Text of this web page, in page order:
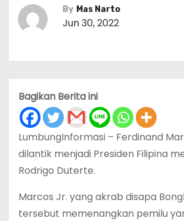
By Mas Narto
Jun 30, 2022
Bagikan Berita ini
LumbungInformasi – Ferdinand
dilantik menjadi Presiden Filipina
Rodrigo Duterte.
Marcos Jr. yang akrab disapa
tersebut memenangkan pemilu